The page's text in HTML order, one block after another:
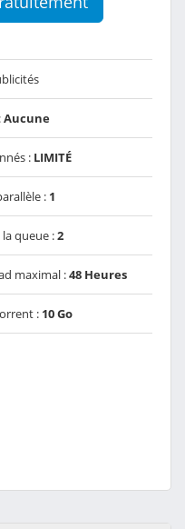
Aucune
: LIMITÉ
: 1
queue :2
maximal :48 Heures
: 10 Go